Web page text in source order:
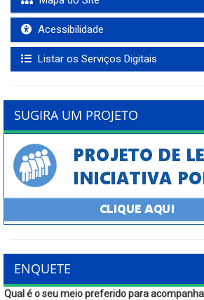
Acessibilidade
Listar os Serviços Digitais
SUGIRA UM PROJETO
ENQUETE
Qual é o seu meio preferido para